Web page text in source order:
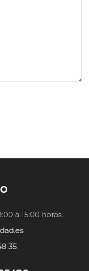
a 15:00 horas.
35